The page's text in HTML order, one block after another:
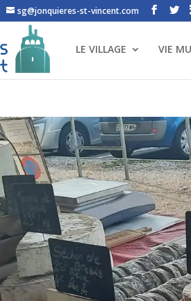
sg@jonquieres-st-vincent.com
LE VILLAGE VIE